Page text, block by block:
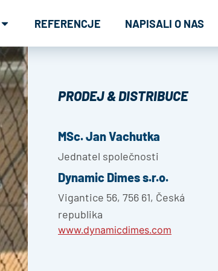
REFERENCJE NAPISALI O NAS
PRODEJ & DISTRIBUCE
MSc. Jan Vachutka
Jednatel společnosti
Dynamic Dimes s.r.o.
Vigantice 56, 756 61, Česká
republika
www.dynamicdimes.com